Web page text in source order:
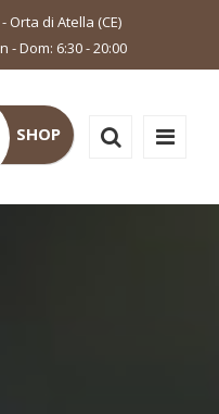
Orta di Atella (CE)
- Dom: 6:30 - 20:00
SHOP